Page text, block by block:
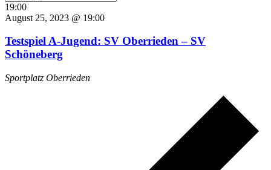
19:00
August 25, 2023 @ 19:00
Testspiel A-Jugend: SV Oberrieden – SV
Schöneberg
Sportplatz Oberrieden